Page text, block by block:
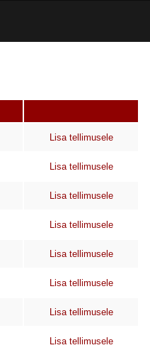
Lisa tellimusele
Lisa tellimusele
Lisa tellimusele
Lisa tellimusele
Lisa tellimusele
Lisa tellimusele
Lisa tellimusele
Lisa tellimusele